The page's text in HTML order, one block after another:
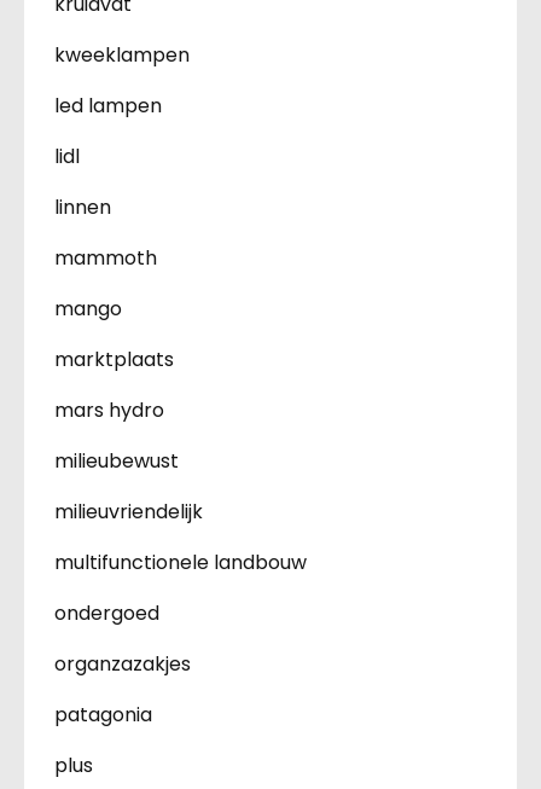
kweeklampen
led lampen
lidl
linnen
mammoth
mango
marktplaats
mars hydro
milieubewust
milieuvriendelijk
multifunctionele landbouw
ondergoed
organzazakjes
patagonia
plus